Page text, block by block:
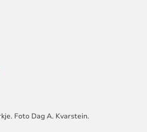
Foto Dag A. Kvarstein.